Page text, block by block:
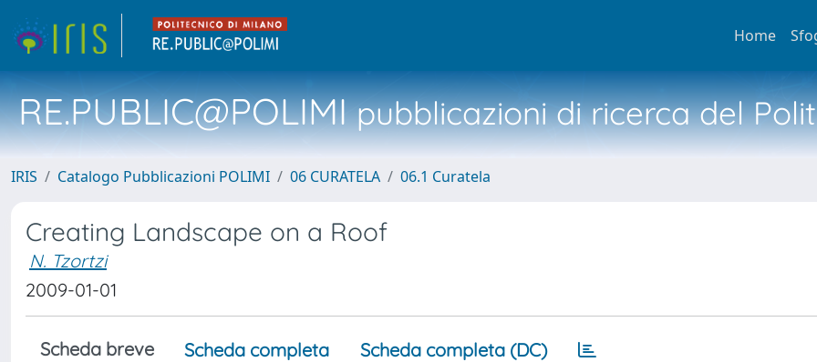
Home
RE.PUBLIC@POLIMIpubblicazioni di ricerca del
IRIS Catalogo Pubblicazioni POLIMI 06 CURATELA 06.1 Curatela
Creating Landscape on a Roof
N. Tzortzi
2009-01-01
Scheda breve Scheda completa Scheda completa (DC)